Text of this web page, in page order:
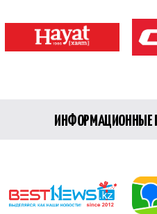
ИНФОРМАЦИОННЫЕ